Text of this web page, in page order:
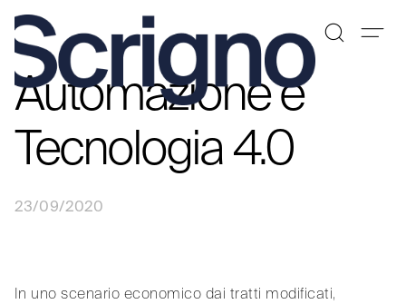
VaiAutomazione e
Tecnologia 4.0
23/09/2020
In uno scenario economico dai tratti modificati,